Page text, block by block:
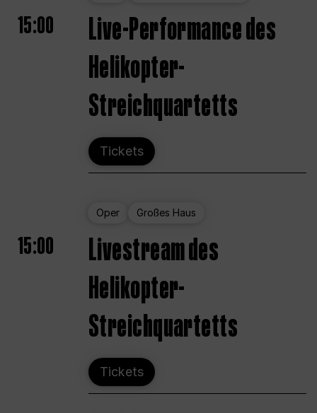
15:00
Live-Performance des
Helikopter-
Streichquartetts
Tickets
Oper Großes Haus
15:00
Livestream des
Helikopter-
Streichquartetts
Tickets